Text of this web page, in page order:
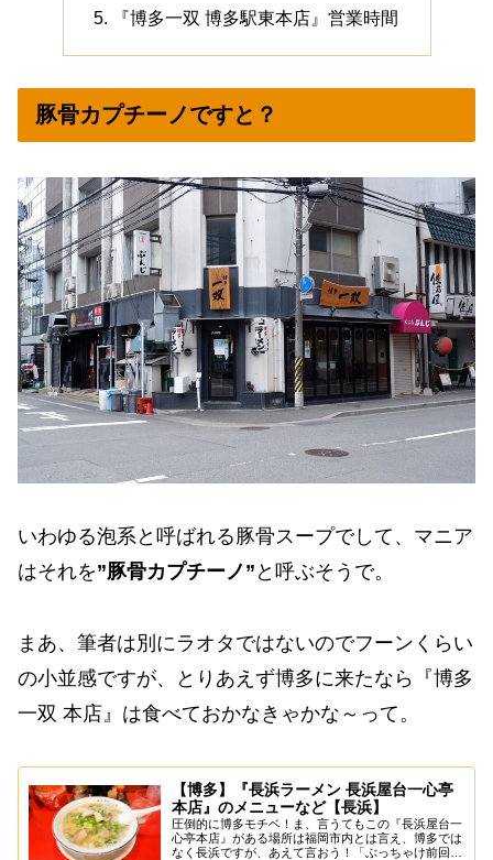
『博多一双 博多駅東本店』営業時間
豚骨カプチーノですと？
いわゆる泡系と呼ばれる豚骨スープでして、マニア
はそれを”豚骨カプチーノ” と呼ぶそうで。
まあ、筆者は別にラオタではないのでフーンくらい
の小並感ですが、とりあえず博多に来たなら『博多
一双 本店』は食べておかなきゃかな～って。
【博多】『長浜ラーメン 長浜屋台一心亭
本店』のメニューなど【長浜】
圧倒的に博多モチベ！ま、言うてもこの『長浜屋台一
心亭本店』がある場所は福岡市内とは言え、博多では
なく長浜ですが、あえて言おう！「ぶっちゃけ前回の